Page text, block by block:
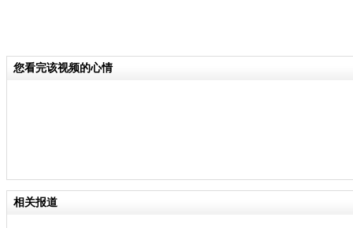
您看完该视频的心情
相关报道